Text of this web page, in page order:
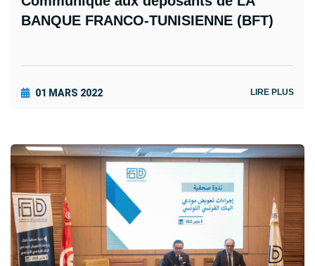
BANQUE FRANCO-TUNISIENNE (BFT)
01 MARS 2022 LIRE PLUS